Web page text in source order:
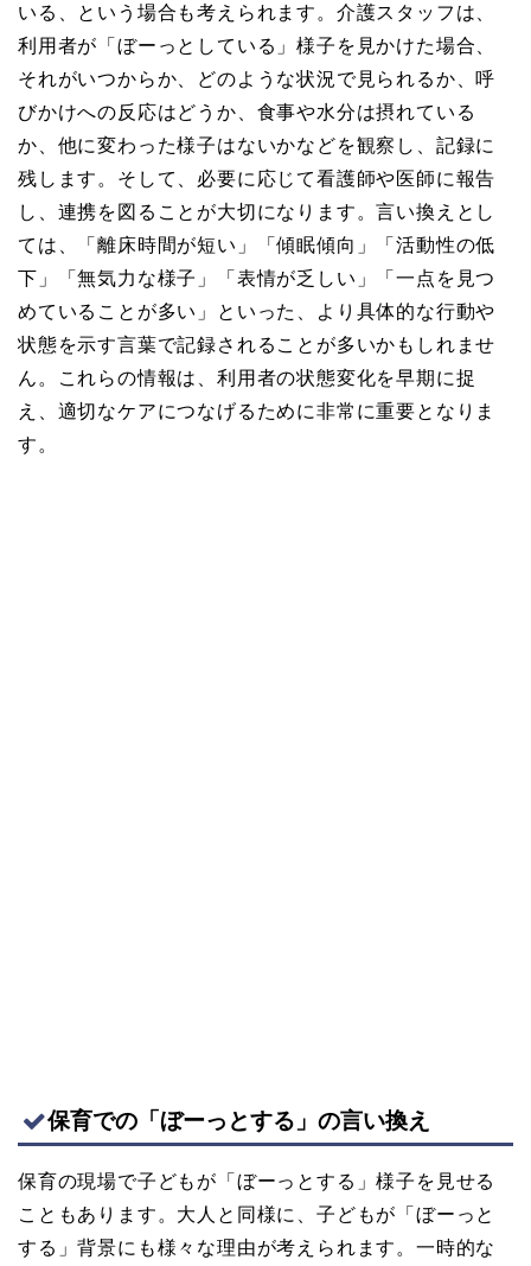
いる、という場合も考えられます。介護スタッフは、
利用者が「ぼーっとしている」様子を見かけた場合、
それがいつからか、どのような状況で見られるか、呼
びかけへの反応はどうか、食事や水分は摂れている
か、他に変わった様子はないかなどを観察し、記録に
残します。そして、必要に応じて看護師や医師に報告
し、連携を図ることが大切になります。言い換えとし
ては、「離床時間が短い」「傾眠傾向」「活動性の低
下」「無気力な様子」「表情が乏しい」「一点を見つ
めていることが多い」といった、より具体的な行動や
状態を示す言葉で記録されることが多いかもしれませ
ん。これらの情報は、利用者の状態変化を早期に捉
え、適切なケアにつなげるために非常に重要となりま
す。
保育での「ぼーっとする」の言い換え
保育の現場で子どもが「ぼーっとする」様子を見せる
こともあります。大人と同様に、子どもが「ぼーっと
する」背景にも様々な理由が考えられます。一時的な